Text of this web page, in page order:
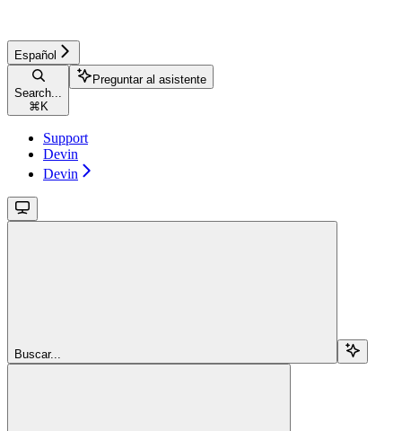
Español
Search...
⌘ K
Preguntar al asistente
Support
Devin
Devin
Buscar...